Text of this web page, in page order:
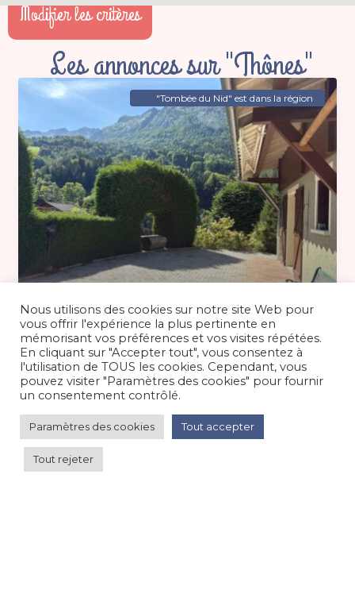
Modifier les critères
Les annonces sur "Thônes"
A partir de 250 €/nuit
"Tombée du Nid" est dans la région
Appartement, 8 pers., Thônes, proche
stations de ski et Anne
Appartement dans maison
Nous utilisons des cookies sur notre site Web pour
vous offrir l'expérience la plus pertinente en
mémorisant vos préférences et vos visites répétées.
En cliquant sur "Accepter tout", vous consentez à
l'utilisation de TOUS les cookies. Cependant, vous
pouvez visiter "Paramètres des cookies" pour fournir
un consentement contrôlé.
Paramètres des cookies Tout accepter
Tout rejeter